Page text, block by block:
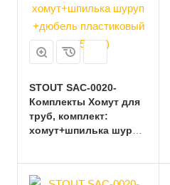
STOUT SAC-0020-
Комплекты Хомут для
труб, комплект:
хомут+шпилька шуруп